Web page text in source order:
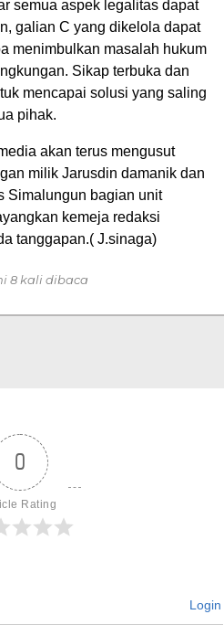
semua aspek legalitas dapat
galian C yang dikelola dapat
menimbulkan masalah hukum
Sikap terbuka dan
mencapai solusi yang saling
pihak.
akan terus mengusut
milik Jarusdin damanik dan
Simalungun bagian unit
kemeja redaksi
tanggapan.( J.sinaga)
8 kali dibaca
0
Rating
Login